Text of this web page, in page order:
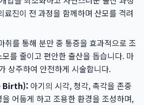
료진이 전 과정을 함께하며 산모를 격려
취를 통해 분만 중 통증을 효과적으로 조
를 줄이고 편안한 출산을 돕습니다. 마
상주하여 안전하게 시술합니다.
Birth): 아기의 시각, 청각, 촉각을 존중
어둡게 하고 조용한 환경을 조성하며,